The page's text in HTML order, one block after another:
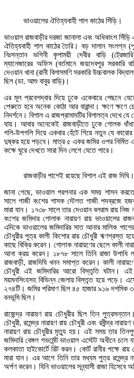
ভাওয়ালের ঐতিহ্যবাহী শাল কাঠের সিঁড়ি।
ভাওয়াল রাজবাড়ীর দরজা জানালা এবং অধিকাংশ সিঁড়ি
ঐতিহ্যবাহী শাল কাঠের তৈরি। বড় দালান সংলগ্ন
নিঃসন্তান ভগিনী কৃপাময়ী দেবীর বাড়ি
ম্যানেজারের অফিস (বর্তমানে জয়দেবপুর সরকারি
দেওয়ান খানা (রানী বিলাসমণি সরকারি উচ্চবালক
ছিল (ডা. আশু বাবুর বাড়ি)।
এর মূল প্রবেশদ্বার দিয়ে ঢুকে একেবারে পেছনে
পেরুতে হবে অনেক কোঠা আর বারান্দা। ক্ষণে ক্ষণে
নিদর্শনে। বিশাল এ রাজপ্রাসাদটির বিশালত্ব দেখে যে
যায়। আবার অনেকেই রাজবাড়ীতে ঢুকে গোলক
গলি-উপগলি দিয়ে একবার হেঁটে গিয়ে নতুন যে
দুষ্কর হয়ে পড়বে। মাত্র ৫ একর জমির ওপর নির্মিত এ
কক্ষে ঘুরে দেখতে সারা দিন লেগে যেতে পারে।
রাজবাড়ীর পাশেই রয়েছে বিশাল এই রাজ দিঘি।
জানা গেছে, ভাওয়াল পরগনার এক সময় শাসন
সালে গাজী বংশের শাসক দৌলত গাজী পদব্রজে
মারা যান। ১৭৩৮ সালে তার দেওয়ান বলরাম রায় নিজ
বংশের জমিদার গোলাক নারায়ণ রায় ভাওয়ালের
এদিকে ভাওয়ালের জমিদারির সাত আনার মালিক
চৌধুরীর পুত্র কালী কিশোর রায় চৌধুরী ঋণগ্রস্ত
কাছে বিক্রি করেন। গোলাক নারায়ণের ছেলে কালী
আনা ক্রয় করেন। ১৮৭৮ সালে তিনি রাজা উপাধি
রাজবাড়ী, রাজদিঘি খনন সমাপ্ত করেন। কালী
চৌধুরী এই জমিদারির আরো বিস্তৃতি ঘটান। এই
ময়মনসিংহসহ বিভিন্ন জেলায় বিস্তৃত হয়ে পড়ে।
২৭৪টি। জমির পরিমাণ ছিল ৪৫ হাজার ৯১৬
বনভূমি ছিল।
রাজেন্দ্র নারায়ণ রায় চৌধুরীর ছিল তিন
চৌধুরী, রমেন্দ্র নারায়ণ রায় চৌধুরী এবং রবীন্দ্র
নারায়ণ রায় চৌধুরীর মৃত্যু হয়। এই সময় তার
জমিদারি বেঙ্গল গভর্মেন্ট ভাওয়াল এস্টেট অধীনে চলে
কলকাতা হাইকোর্টে রিট করন। কোর্ট রানীর পক্ষে
মারা যান। এর আগে তিনি তার মধ্যম পুত্র রমেন্দ্র
অর্পণ করেন। যিনি ভাওয়ালের সন্ন্যাসী রাজা হিসেবে